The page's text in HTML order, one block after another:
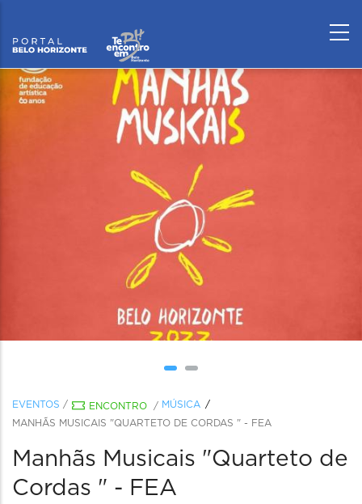
EVENTOS / ENCONTRO / MÚSICA
MANHÃS MUSICAIS "QUARTETO DE CORDAS " - FEA
Manhãs Musicais "Quarteto de
Cordas " - FEA